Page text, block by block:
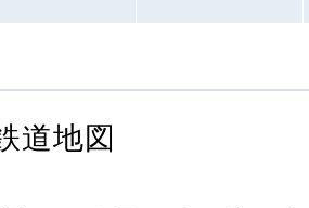
道地図